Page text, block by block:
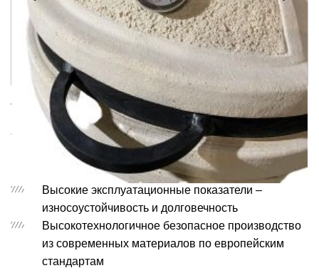
Тандыр Атаман с откидной крышкой
Оптимальное соотношение цена-качество для
частного домостроения с бытовыми
эксплуатационными нагрузками
Высокие эксплуатационные показатели –
износоустойчивость и долговечность
Высокотехнологичное безопасное производство
из современных материалов по европейским
стандартам